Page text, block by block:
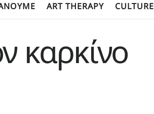
ART THERAPY CULTURE
καρκίνο